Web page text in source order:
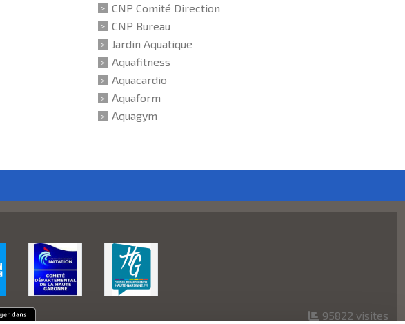
CNP Comité Direction
CNP Bureau
Jardin Aquatique
Aquafitness
Aquacardio
Aquaform
Aquagym
95822 visites